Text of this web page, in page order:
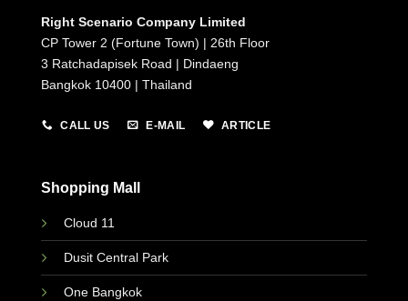
Right Scenario Company Limited
CP Tower 2 (Fortune Town) | 26th Floor
3 Ratchadapisek Road | Dindaeng
Bangkok 10400 | Thailand
CALL US E-MAIL ARTICLE
Shopping Mall
Cloud 11
Dusit Central Park
One Bangkok